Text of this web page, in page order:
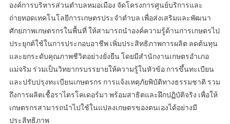
องค์การบริหารส่วนตำบลหมอเมือง จัดโครงการศูนย์บริการและ
ถ่ายทอดเทคโนโลยีการเกษตรประจำตำบล เพื่อส่งเสริมและพัฒนา
ศักยภาพเกษตรกรในพื้นที่ ให้สามารถนำองค์ความรู้ด้านการเกษตรไป
ประยุกต์ใช้ในการประกอบอาชีพ เพิ่มประสิทธิภาพการผลิต ลดต้นทุน
และยกระดับคุณภาพชีวิตอย่างยั่งยืน โดยมีสำนักงานเกษตรอำเภอ
แม่จริม ร่วมเป็นวิทยากรบรรยายให้ความรู้ในหัวข้อ การขึ้นทะเบียน
และปรับปรุงทะเบียนเกษตรกร การแจ้งเหตุภัยพิบัติทางธรรมชาติ รวม
ถึงการผลิตเชื้อราไตรโคเดอร์มา พร้อมสาธิตและฝึกปฏิบัติจริง เพื่อให้
เกษตรกรสามารถนำไปใช้ในแปลงเกษตรของตนเองได้อย่างมี
ประสิทธิภาพ